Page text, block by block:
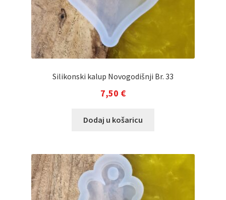
Silikonski kalup Novogodišnji Br. 33
7,50 €
Dodaj u košaricu